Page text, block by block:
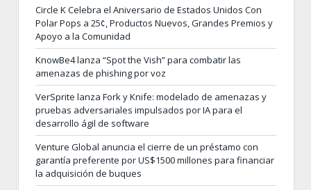
Circle K Celebra el Aniversario de Estados Unidos Con
Polar Pops a 25¢, Productos Nuevos, Grandes Premios y
Apoyo a la Comunidad
KnowBe4 lanza “Spot the Vish” para combatir las
amenazas de phishing por voz
VerSprite lanza Fork y Knife: modelado de amenazas y
pruebas adversariales impulsados por IA para el
desarrollo ágil de software
Venture Global anuncia el cierre de un préstamo con
garantía preferente por US$1500 millones para financiar
la adquisición de buques